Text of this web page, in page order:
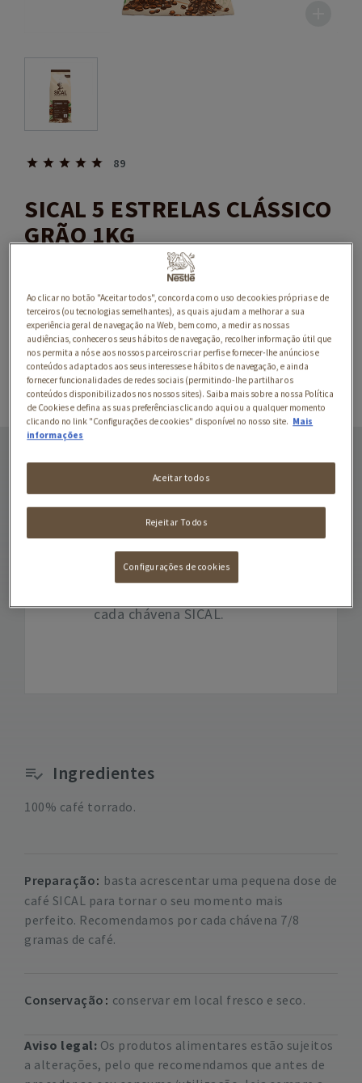
89
SICAL 5 ESTRELAS CLÁSSICO
GRÃO 1KG
CLASSICO GRÃO 1KG
O clássico sabor do café
SICAL, numa combinação
singular de variedades
Robustas de África e
Arábicas do Brasil. O sabor
cada chávena SICAL.
Ingredientes
100% café torrado.
Preparação
basta acrescentar uma pequena dose de
café SICAL para tornar o seu momento mais
perfeito. Recomendamos por cada chávena 7/8
gramas de café.
Conservação conservar em local fresco e seco.
Aviso legal: Os produtos alimentares estão sujeitos
a alterações, pelo que recomendamos que antes de
Ao clicar no botão "Aceitar todos", concorda com o uso de cookies próprias e de
terceiros (ou tecnologias semelhantes), as quais ajudam a melhorar a sua
experiência geral de navegação na Web, bem como, a medir as nossas
audiências, conhecer os seus hábitos de navegação, recolher informação útil que
nos permita a nós e aos nossos parceiros criar perfis e fornecer-lhe anúncios e
conteúdos adaptados aos seus interesses e hábitos de navegação, e ainda
fornecer funcionalidades de redes sociais (permitindo-lhe partilhar os
conteúdos disponibilizados nos nossos sites). Saiba mais sobre a nossa Política
de Cookies e defina as suas preferências clicando aqui ou a qualquer momento
clicando no link "Configurações de cookies" disponível no nosso site. Mais
informações
Rejeitar Todos
Aceitar todos
Configurações de cookies